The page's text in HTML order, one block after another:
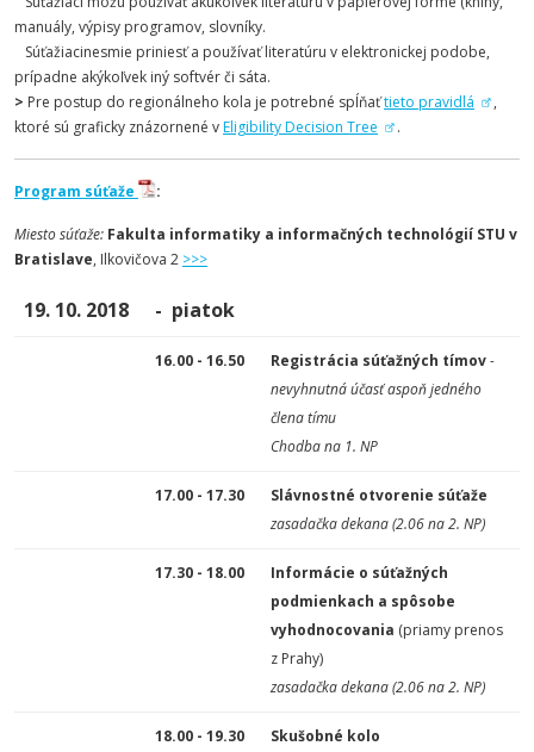
manuály, výpisy programov, slovníky.
Súťažiacinesmie priniesť a používať literatúru v elektronickej podobe,
prípadne akýkoľvek iný softvér či sáta.
> Pre postup do regionálneho kola je potrebné spĺňaťtieto pravidlá
,
ktoré sú graficky znázornené vEligibility Decision Tree .
Program súťaže :
Miesto súťaže: Fakulta informatiky a informačných technológií STU v
Bratislave, Ilkovičova 2 >>>
19. 10. 2018 - piatok
16.00 - 16.50 Registrácia súťažných tímov-
nevyhnutná účasť aspoň jedného
člena tímu
Chodba na 1. NP
17.00 - 17.30
Slávnostné otvorenie súťaže
zasadačka dekana (2.06 na 2. NP)
17.30 - 18.00
Informácie o súťažných
podmienkach a spôsobe
vyhodnocovania (priamy prenos
z Prahy)
zasadačka dekana (2.06 na 2. NP)
18.00 - 19.30
Skušobné kolo